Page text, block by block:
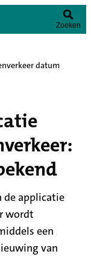
Zoeken
datum
de applicatie
wordt
een
van